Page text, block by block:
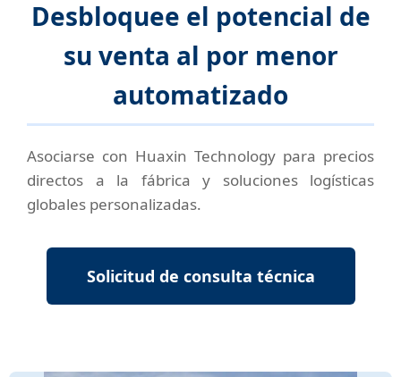
Desbloquee el potencial de
su venta al por menor
automatizado
Asociarse con Huaxin Technology para precios
directos a la fábrica y soluciones logísticas
globales personalizadas.
Solicitud de consulta técnica